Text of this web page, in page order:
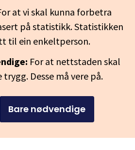
at vi skal kunna forbetra
på statistikk. Statistikken
til ein enkeltperson.
For at nettstaden skal
trygg. Desse må vere på.
Bare nødvendige